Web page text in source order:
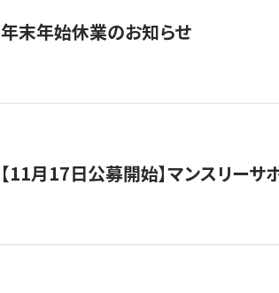
年末年始休業のお知らせ
【11月17日公募開始】マンスリー